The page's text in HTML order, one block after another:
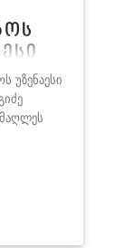
უზენაესი